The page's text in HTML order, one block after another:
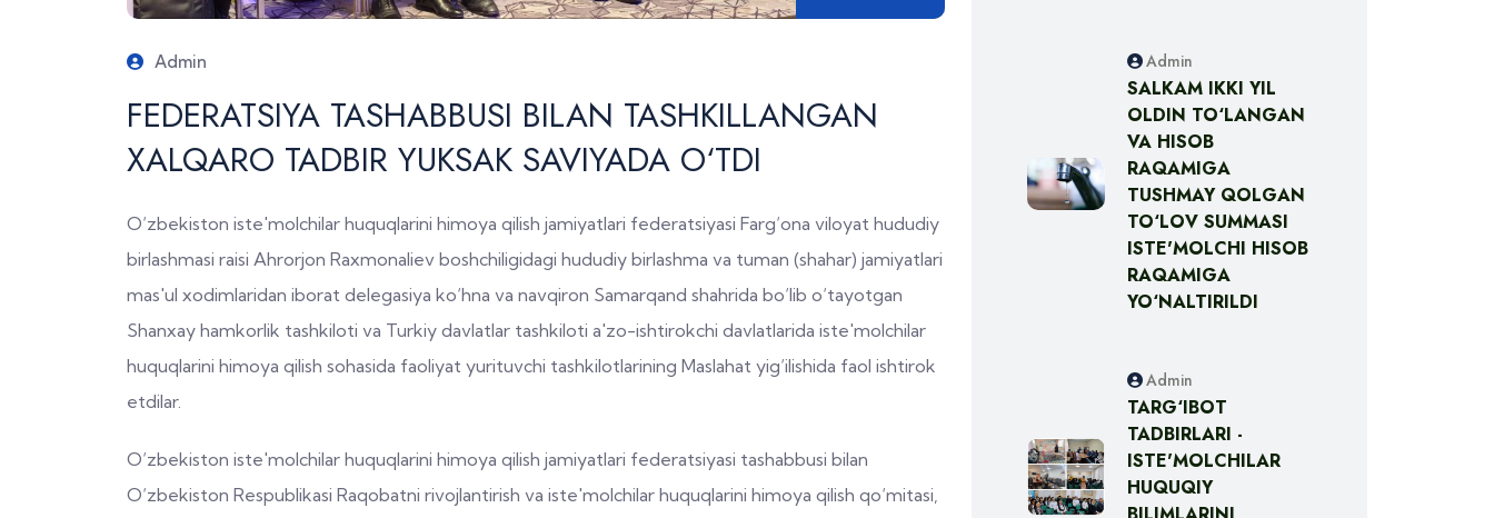
Admin
FEDERATSIYA TASHABBUSI BILAN TASHKILLANGAN
XALQARO TADBIR YUKSAK SAVIYADA O‘TDI
O‘zbekiston iste'molchilar huquqlarini himoya qilish jamiyatlari federatsiyasi Farg‘ona viloyat hududiy
birlashmasi raisi Ahrorjon Raxmonaliev boshchiligidagi hududiy birlashma va tuman (shahar) jamiyatlari
mas'ul xodimlaridan iborat delegasiya ko‘hna va navqiron Samarqand shahrida bo‘lib o‘tayotgan
Shanxay hamkorlik tashkiloti va Turkiy davlatlar tashkiloti a'zo-ishtirokchi davlatlarida iste'molchilar
huquqlarini himoya qilish sohasida faoliyat yurituvchi tashkilotlarining Maslahat yig‘ilishida faol ishtirok
etdilar.
O‘zbekiston iste'molchilar huquqlarini himoya qilish jamiyatlari federatsiyasi tashabbusi bilan
O‘zbekiston Respublikasi Raqobatni rivojlantirish va iste'molchilar huquqlarini himoya qilish qo‘mitasi,
Admin
SALKAM IKKI YIL
OLDIN TO‘LANGAN
VA HISOB
RAQAMIGA
TUSHMAY QOLGAN
TO‘LOV SUMMASI
ISTE'MOLCHI HISOB
RAQAMIGA
YO‘NALTIRILDI
Admin
TARG‘IBOT
TADBIRLARI -
ISTE'MOLCHILAR
HUQUQIY